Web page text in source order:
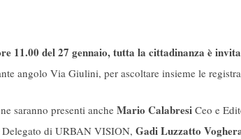
11.00 del 27 gennaio, tutta la cittadinanza è
angolo Via Giulini, per ascoltare insieme le
saranno presenti anche Mario Calabresi Ceo e
di URBAN VISION, Gadi Luzzatto